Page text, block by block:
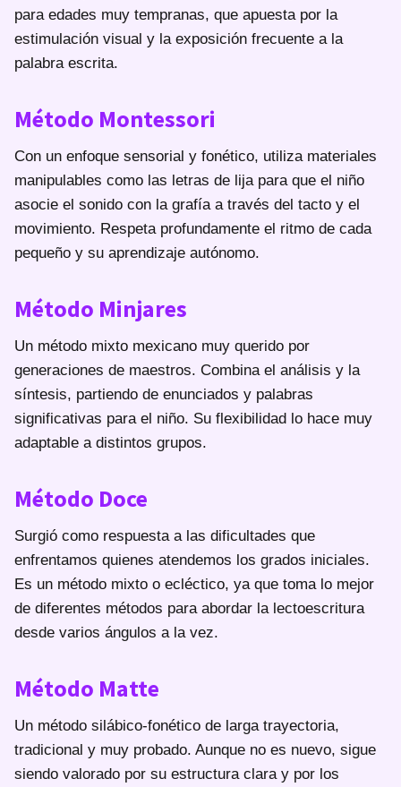
para edades muy tempranas, que apuesta por la
estimulación visual y la exposición frecuente a la
palabra escrita.
Método Montessori
Con un enfoque sensorial y fonético, utiliza materiales
manipulables como las letras de lija para que el niño
asocie el sonido con la grafía a través del tacto y el
movimiento. Respeta profundamente el ritmo de cada
pequeño y su aprendizaje autónomo.
Método Minjares
Un método mixto mexicano muy querido por
generaciones de maestros. Combina el análisis y la
síntesis, partiendo de enunciados y palabras
significativas para el niño. Su flexibilidad lo hace muy
adaptable a distintos grupos.
Método Doce
Surgió como respuesta a las dificultades que
enfrentamos quienes atendemos los grados iniciales.
Es un método mixto o ecléctico, ya que toma lo mejor
de diferentes métodos para abordar la lectoescritura
desde varios ángulos a la vez.
Método Matte
Un método silábico-fonético de larga trayectoria,
tradicional y muy probado. Aunque no es nuevo, sigue
siendo valorado por su estructura clara y por los